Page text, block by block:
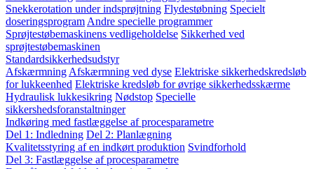
Snekkerotation under indsprøjtning Flydestøbning Specielt
doseringsprogram Andre specielle programmer
Sprøjtestøbemaskinens vedligeholdelse Sikkerhed ved
sprøjtestøbemaskinen
Standardsikkerhedsudstyr
Afskærmning Afskærmning ved dyse Elektriske sikkerhedskredsløb
for lukkeenhed Elektriske kredsløb for øvrige sikkerhedsskærme
Hydraulisk lukkesikring Nødstop Specielle
sikkershedsforanstaltninger
Indkøring med fastlæggelse af procesparametre
Del 1: Indledning Del 2: Planlægning
Kvalitetsstyring af en indkørt produktion Svindforhold
Del 3: Fastlæggelse af procesparametre